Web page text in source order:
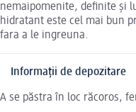
nemaipomenite, definite și
hidratant este cel mai bun
fara a le ingreuna.
Informații de depozitare
A se păstra în loc răcoros,